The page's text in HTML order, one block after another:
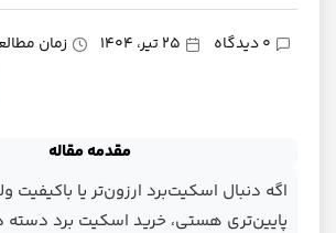
0 دیدگاه 25 تیر، 1404 زمان مطالعه: 2
مقدمه مقاله
اگه دنبال اسکیت‌برد ارزون‌تر یا باکیفیت
پایین‌تری هستی، خرید اسکیت برد دسته